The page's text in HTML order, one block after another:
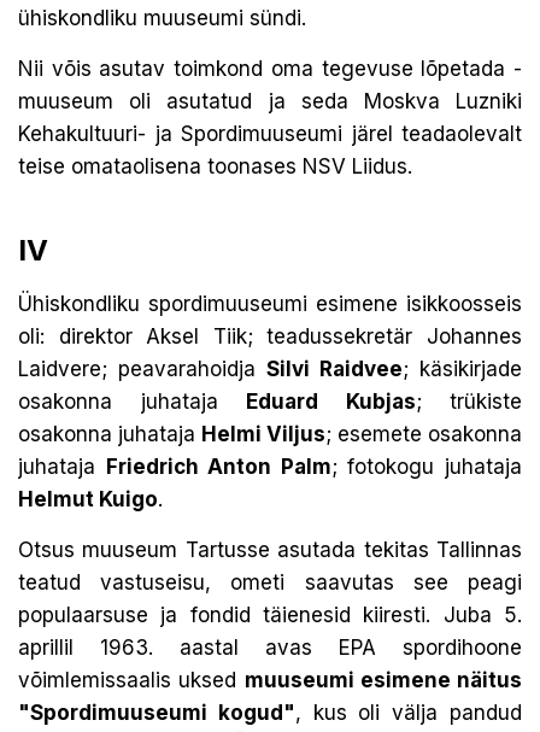
ühiskondliku muuseumi sündi.
Nii võis asutav toimkond oma tegevuse lõpetada -
muuseum oli asutatud ja seda Moskva Luzniki
Kehakultuuri- ja Spordimuuseumi järel teadaolevalt
teise omataolisena toonases NSV Liidus.
IV
Ühiskondliku spordimuuseumi esimene isikkoosseis
oli: direktor Aksel Tiik; teadussekretär Johannes
Laidvere; peavarahoidja Silvi Raidvee; käsikirjade
osakonna juhataja
Eduard Kubjas; trükiste
osakonna juhataja Helmi Viljus; esemete osakonna
juhataja
Friedrich Anton Palm; fotokogu juhataja
Helmut Kuigo.
Otsus muuseum Tartusse asutada tekitas Tallinnas
teatud vastuseisu, ometi saavutas see peagi
populaarsuse ja fondid täienesid kiiresti. Juba 5.
aprillil 1963. aastal avas EPA spordihoone
võimlemissaalis uksed muuseumi esimene näitus
"Spordimuuseumi kogud", kus oli välja pandud